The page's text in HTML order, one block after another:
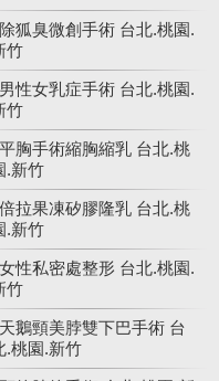
除狐臭微創手術 台北.桃園.
竹
男性女乳症手術 台北.桃園.
竹
平胸手術縮胸縮乳 台北.桃
.新竹
倍拉果凍矽膠隆乳 台北.桃
.新竹
女性私密處整形 台北.桃園.
竹
天鵝頸美脖雙下巴手術 台
.桃園.新竹